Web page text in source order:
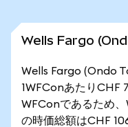
Wells Fargo
Wells Fargo (Ondo
1WFConあたりCHF
WFConであるため
の時価総額はCHF